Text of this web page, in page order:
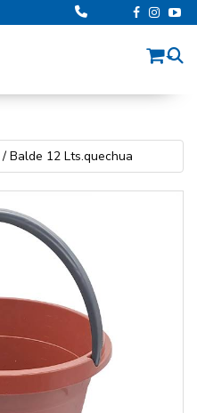
/ Balde 12 Lts.quechua